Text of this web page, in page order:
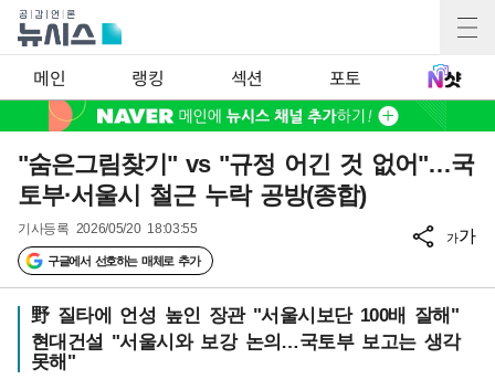
메인 랭킹 섹션 포토
"숨은그림찾기" vs "규정 어긴 것 없어"…국
토부·서울시 철근 누락 공방(종합)
기사등록 2026/05/20 18:03:55
구글에서 선호하는 매체로 추가
가가
野 질타에 언성 높인 장관 "서울시보단 100배 잘해"
현대건설 "서울시와 보강 논의…국토부 보고는 생각
못해"